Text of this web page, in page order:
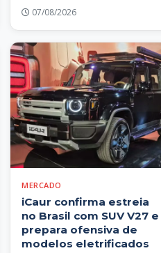
07/08/2026
MERCADO
iCaur confirma estreia
no Brasil com SUV V27 e
prepara ofensiva de
modelos eletrificados